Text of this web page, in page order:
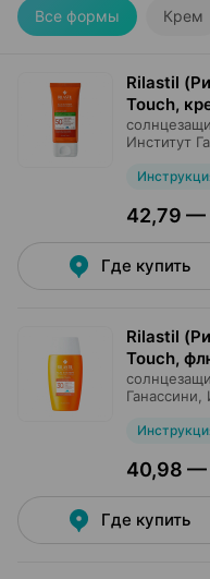
Все формы Крем
Rilastil
Touch,
Институт
42,79 —
Где купить
Rilastil
Touch,
Ганассини
40,98 —
Где купить